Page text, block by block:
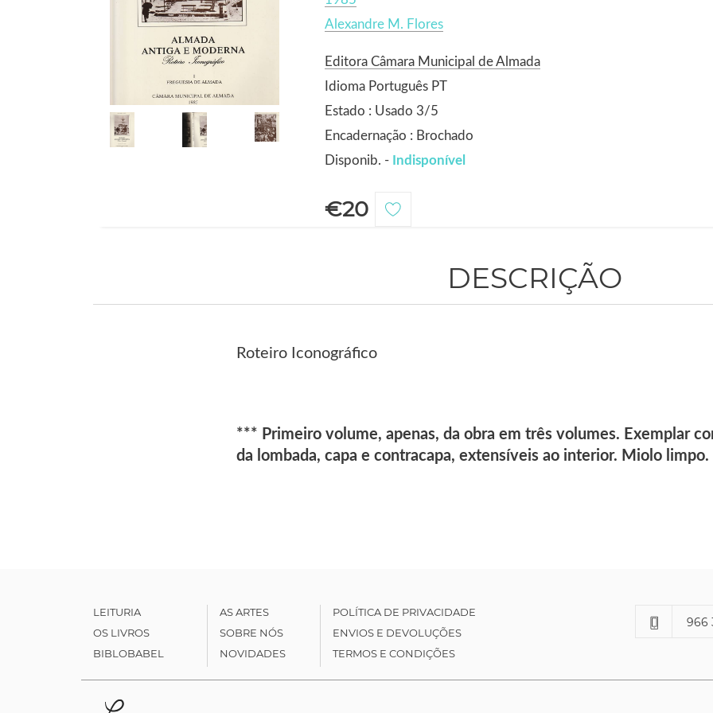
Alexandre M. Flores
Editora Câmara Municipal de Almada
Idioma Português PT
Estado : Usado 3/5
Encadernação : Brochado
Disponib. - Indisponível
€20
DESCRIÇÃO
Roteiro Iconográfico
*** Primeiro volume, apenas, da obra em três volumes. Exemplar
da lombada, capa e contracapa, extensíveis ao interior. Miolo
LEITURIA
OS LIVROS
BIBLOBABEL
AS ARTES
SOBRE NÓS
NOVIDADES
POLÍTICA DE PRIVACIDADE
ENVIOS E DEVOLUÇÕES
TERMOS E CONDIÇÕES
966